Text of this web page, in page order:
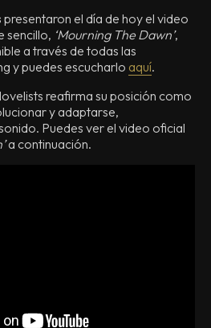
presentaron el día de hoy el video
sencillo, ‘Mourning The Dawn’,
a través de todas las
y puedes escucharlo aquí.
reafirma su posición como
y adaptarse,
Puedes ver el video oficial
a continuación.